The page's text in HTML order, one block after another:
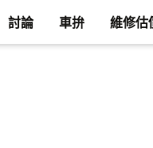
討論 車拚 維修估